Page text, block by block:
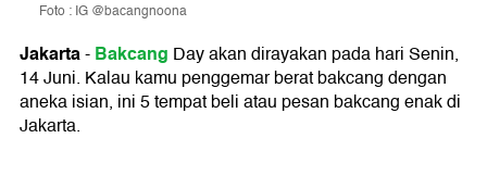
Foto : IG @bacangnoona
Jakarta-Bakcang Day akan dirayakan pada hari Senin,
14 Juni. Kalau kamu penggemar berat bakcang dengan
aneka isian, ini 5 tempat beli atau pesan bakcang enak di
Jakarta.